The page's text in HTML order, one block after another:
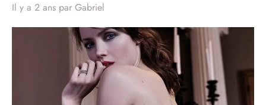
Il y a 2 ans par Gabriel